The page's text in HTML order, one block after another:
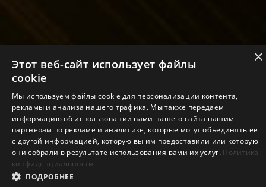
×
Этот веб-сайт использует файлы
cookie
Мы используем файлы cookie для персонализации контента,
рекламы и анализа нашего трафика. Мы также передаем
информацию об использовании вами нашего сайта нашим
партнерам по рекламе и аналитике, которые могут объединять ее
с другой информацией, которую вы им предоставили или которую
они собрали в результате использования вами их услуг. Политика
конфиденциальности
ПОДРОБНЕЕ